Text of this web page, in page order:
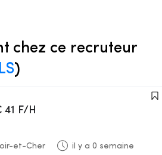
chez ce recruteur
)
41 F/H
et-Cher il y a 0 semaine